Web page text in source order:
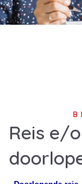
Reis e/